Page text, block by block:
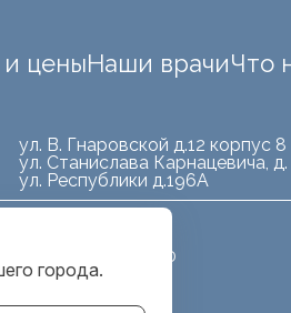
и ценыНаши врачиЧто
ул. В. Гнаровской д.12 корпус 8
ул. Станислава Карнацевича, д.
ул. Республики д.196А
Карнацевича, д. 10
города.